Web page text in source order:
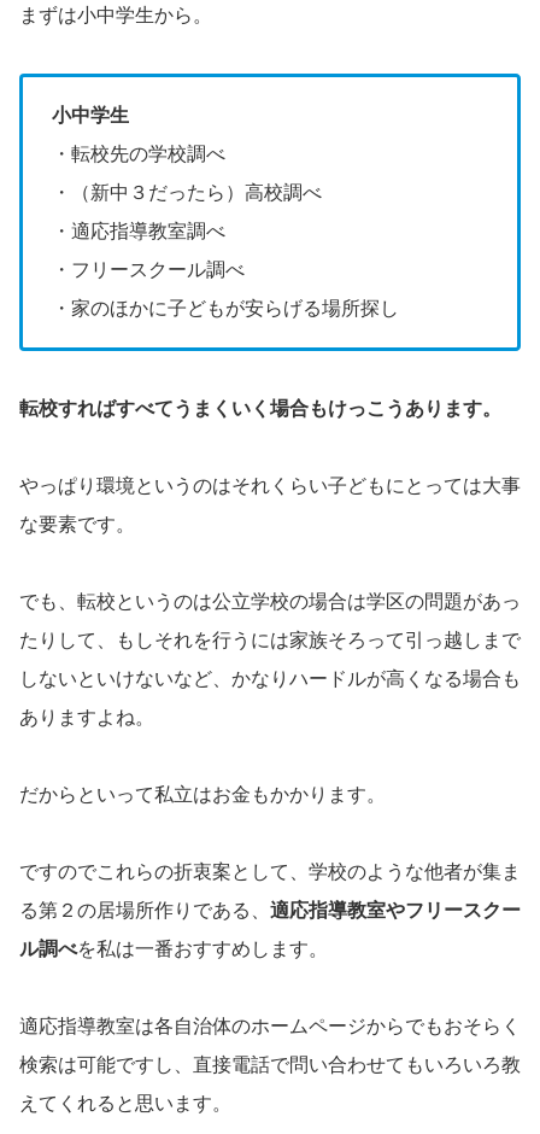
まずは小中学生から。
小中学生
・転校先の学校調べ
・（新中３だったら）高校調べ
・適応指導教室調べ
・フリースクール調べ
・家のほかに子どもが安らげる場所探し
転校すればすべてうまくいく場合もけっこうあります。
やっぱり環境というのはそれくらい子どもにとっては大事
な要素です。
でも、転校というのは公立学校の場合は学区の問題があっ
たりして、もしそれを行うには家族そろって引っ越しまで
しないといけないなど、かなりハードルが高くなる場合も
ありますよね。
だからといって私立はお金もかかります。
ですのでこれらの折衷案として、学校のような他者が集ま
る第２の居場所作りである、 適応指導教室やフリースクー
ル調べを私は一番おすすめします。
適応指導教室は各自治体のホームページからでもおそらく
検索は可能ですし、直接電話で問い合わせてもいろいろ教
えてくれると思います。